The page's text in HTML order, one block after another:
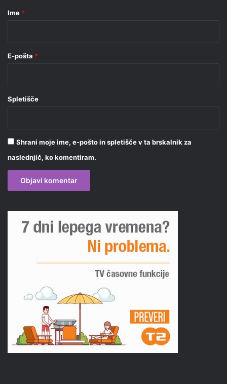
rIme *
E-pošta *
Spletišče
Shrani moje ime, e-pošto in spletišče v ta brskalnik za
naslednjič, ko komentiram.